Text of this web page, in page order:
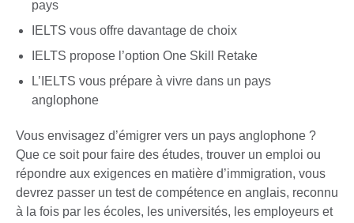
pays
IELTS vous offre davantage de choix
IELTS propose l’option One Skill Retake
L’IELTS vous prépare à vivre dans un pays
anglophone
Vous envisagez d’émigrer vers un pays anglophone ?
Que ce soit pour faire des études, trouver un emploi ou
répondre aux exigences en matière d’immigration, vous
devrez passer un test de compétence en anglais, reconnu
à la fois par les écoles, les universités, les employeurs et